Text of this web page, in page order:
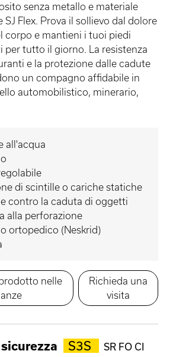
senza metallo e materiale
Flex. Prova il sollievo dal dolore
corpo e mantieni i tuoi piedi
per tutto il giorno. La resistenza
e la protezione dalle cadute
un compagno affidabile in
automobilistico, minerario,
all'acqua
di scintille o cariche statiche
contro la caduta di oggetti
alla perforazione
ortopedico (Neskrid)
nelle
Richieda una
visita
S3S SR FO CI